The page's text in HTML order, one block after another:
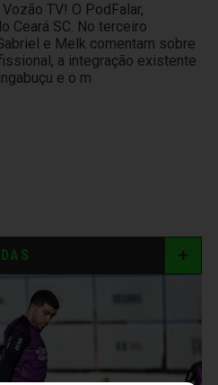
TV! O PodFalar,
Ceará SC. No terceiro
e Melk comentam sobre
a integração existente
e o m